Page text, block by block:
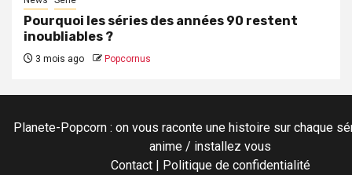
Pourquoi les séries des années 90 restent
inoubliables ?
3 mois ago Popcornus
Planete-Popcorn : on vous raconte une histoire sur chaque
anime / installez vous
Contact| Politique de confidentialité